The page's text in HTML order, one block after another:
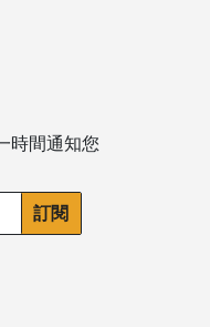
時間通知您